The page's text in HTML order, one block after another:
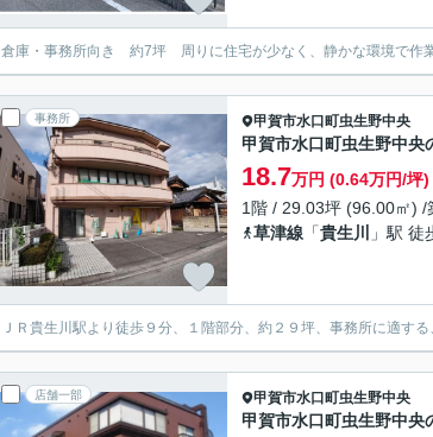
倉庫・事務所向き 約7坪 周りに住宅が少なく、静かな環境で作
事務所 甲賀市水口町虫生野中央
甲賀市水口町虫生野中央
18.7万円 (0.64万円/坪)
1階 / 29.03坪 (96.00㎡) /
草津線 「貴生川 」駅 徒
ＪＲ貴生川駅より徒歩９分、１階部分、約２９坪、事務所に適す
店舗一部 甲賀市水口町虫生野中央
甲賀市水口町虫生野中央